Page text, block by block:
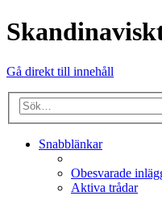
Gå direkt till innehåll
Snabblänkar
Obesvarade
Aktiva trådar